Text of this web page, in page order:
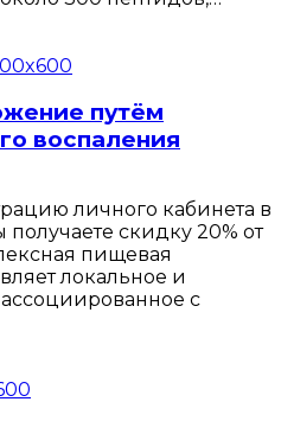
путём
воспаления
личного кабинета в
скидку 20% от
пищевая
локальное и
с